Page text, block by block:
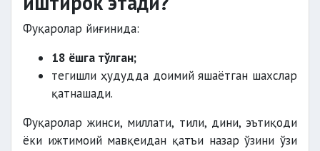
Фуқаролар йиғинида:
18 ёшга тўлган;
тегишли ҳудудда доимий яшаётган шахслар
қатнашади.
Фуқаролар жинси, миллати, тили, дини, эътиқоди
ёки ижтимоий мавқеидан қатъи назар ўзини ўзи